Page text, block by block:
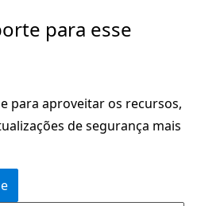
para esse
para aproveitar os recursos,
de segurança mais